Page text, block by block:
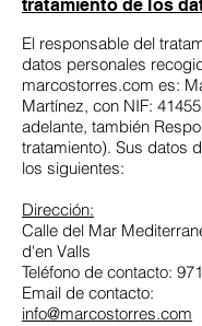
tratamiento de los
El responsable del
datos personales
marcostorres.com es:
Martínez, con NIF:
adelante, también
tratamiento). Sus datos
los siguientes:
Dirección:
Calle del Mar
d'en Valls
Teléfono de contacto:
Email de contacto:
info@marcostorres.com